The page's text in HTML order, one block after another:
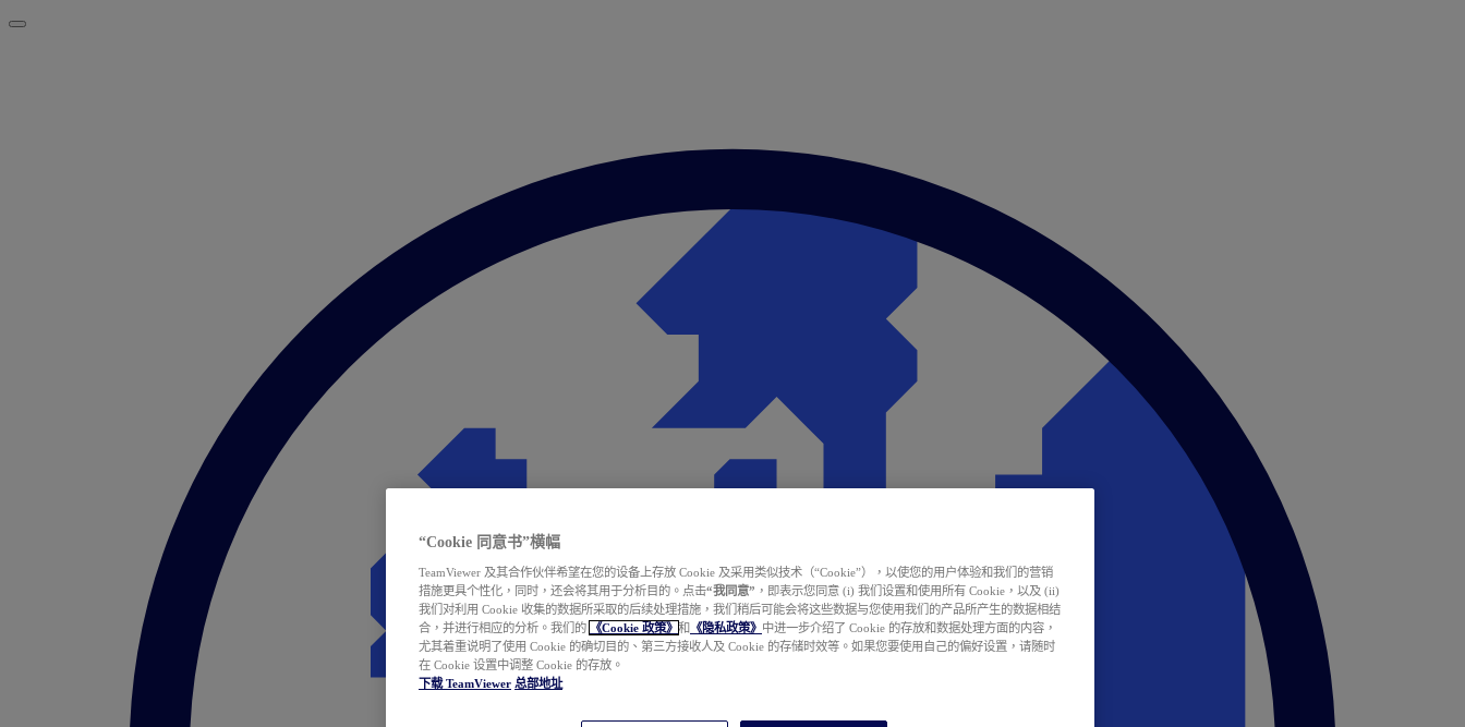
“Cookie 同意书”横幅
TeamViewer 及其合作伙伴希望在您的设备上存放 Cookie 及采用类似技术（“Cookie”），以使您的用户体验和我们的营销
措施更具个性化，同时，还会将其用于分析目的。点击“我同意” ，即表示您同意 (i) 我们设置和使用所有 Cookie，以及 (ii)
我们对利用 Cookie 收集的数据所采取的后续处理措施，我们稍后可能会将这些数据与您使用我们的产品所产生的数据相结
合，并进行相应的分析。我们的
《Cookie 政策》 和 《隐私政策》 中进一步介绍了 Cookie 的存放和数据处理方面的内容，
尤其着重说明了使用 Cookie 的确切目的、第三方接收人及 Cookie 的存储时效等。如果您要使用自己的偏好设置，请随时
在 Cookie 设置中调整 Cookie 的存放。
下载 TeamViewer 总部地址